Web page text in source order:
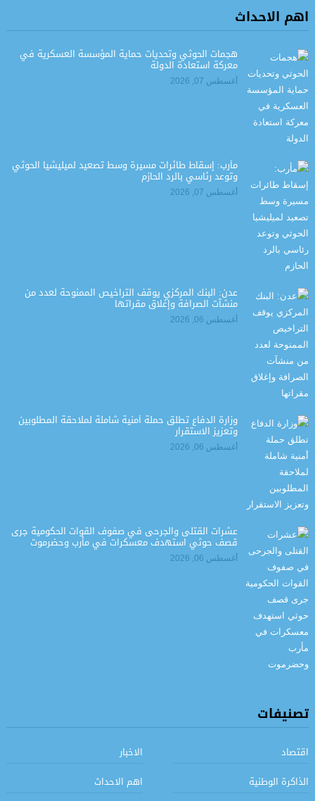
اهم الاحداث
هجمات الحوثي وتحديات حماية المؤسسة العسكرية في
معركة استعادة الدولة
أغسطس 07, 2026
مأرب: إسقاط طائرات مسيرة وسط تصعيد لميليشيا الحوثي
وتوعد رئاسي بالرد الحازم
أغسطس 07, 2026
عدن: البنك المركزي يوقف التراخيص الممنوحة لعدد من
منشآت الصرافة وإغلاق مقراتها
أغسطس 06, 2026
وزارة الدفاع تطلق حملة أمنية شاملة لملاحقة المطلوبين
وتعزيز الاستقرار
أغسطس 06, 2026
عشرات القتلى والجرحى في صفوف القوات الحكومية جرى
قصف حوثي استهدف معسكرات في مأرب وحضرموت
أغسطس 06, 2026
تصنيفات
اقتصاد
الاخبار
الذاكرة الوطنية
اهم الاحداث